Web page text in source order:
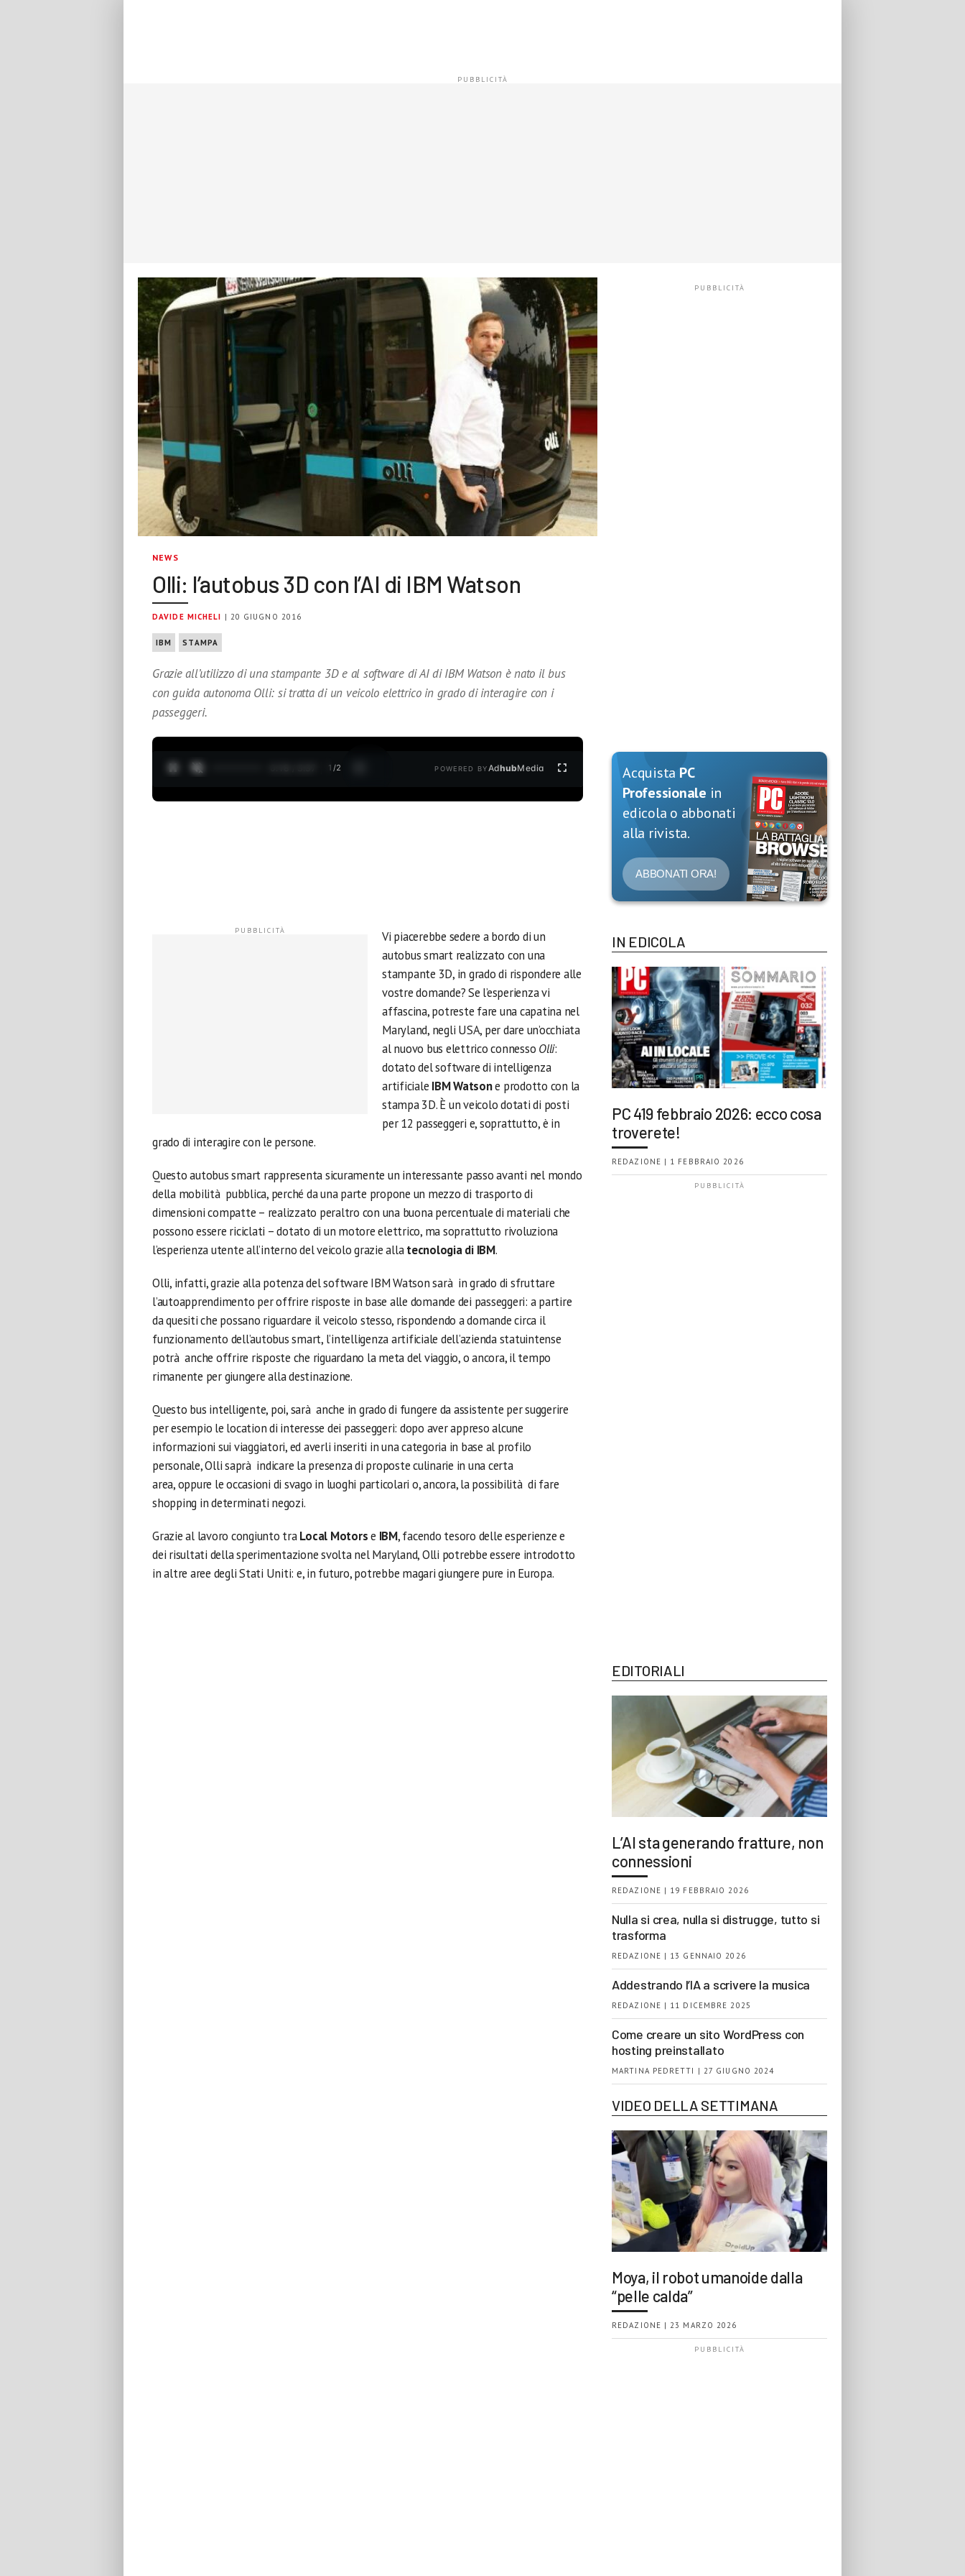
NEWS
Olli: l’autobus 3D con l’AI di IBM Watson
DAVIDE MICHELI | 20 GIUGNO 2016
IBM STAMPA
Grazie all’utilizzo di una stampante 3D e al software di AI di IBM Watson è nato il bus
con guida autonoma Olli: si tratta di un veicolo elettrico in grado di interagire con i
passeggeri.
1 /2 POWERED BYAdhubMedia
Vi piacerebbe sedere a bordo di un
autobus smart realizzato con una
stampante 3D, in grado di rispondere alle
vostre domande? Se l’esperienza vi
affascina, potreste fare una capatina nel
Maryland, negli USA, per dare un’occhiata
al nuovo bus elettrico connesso Olli:
dotato del software di intelligenza
artificiale IBM Watsone prodotto con la
stampa 3D. È un veicolo dotati di posti
per 12 passeggeri e, soprattutto, è in
grado di interagire con le persone.
Questo autobus smart rappresenta sicuramente un interessante passo avanti nel mondo
della mobilità pubblica, perché da una parte propone un mezzo di trasporto di
dimensioni compatte – realizzato peraltro con una buona percentuale di materiali che
possono essere riciclati – dotato di un motore elettrico, ma soprattutto rivoluziona
l’esperienza utente all’interno del veicolo grazie allatecnologia di IBM.
Olli, infatti, grazie alla potenza del software IBM Watson sarà in grado di sfruttare
l’autoapprendimento per offrire risposte in base alle domande dei passeggeri: a partire
da quesiti che possano riguardare il veicolo stesso, rispondendo a domande circa il
funzionamento dell’autobus smart, l’intelligenza artificiale dell’azienda statuintense
potrà anche offrire risposte che riguardano la meta del viaggio, o ancora, il tempo
rimanente per giungere alla destinazione.
Questo bus intelligente, poi, sarà anche in grado di fungere da assistente per suggerire
per esempio le location di interesse dei passeggeri: dopo aver appreso alcune
informazioni sui viaggiatori, ed averli inseriti in una categoria in base al profilo
personale, Olli saprà indicare la presenza di proposte culinarie in una certa
area, oppure le occasioni di svago in luoghi particolari o, ancora, la possibilità di fare
shopping in determinati negozi.
Grazie al lavoro congiunto traLocal Motorse IBM, facendo tesoro delle esperienze e
dei risultati della sperimentazione svolta nel Maryland, Olli potrebbe essere introdotto
in altre aree degli Stati Uniti: e, in futuro, potrebbe magari giungere pure in Europa.
Acquista PC
Professionale in
edicola o abbonati
alla rivista.
ABBONATI ORA!
IN EDICOLA
PC 419 febbraio 2026: ecco cosa
troverete!
REDAZIONE | 1 FEBBRAIO 2026
EDITORIALI
L’AI sta generando fratture, non
connessioni
REDAZIONE | 19 FEBBRAIO 2026
Nulla si crea, nulla si distrugge, tutto si
trasforma
REDAZIONE | 13 GENNAIO 2026
Addestrando l’IA a scrivere la musica
REDAZIONE | 11 DICEMBRE 2025
Come creare un sito WordPress con
hosting preinstallato
MARTINA PEDRETTI | 27 GIUGNO 2024
VIDEO DELLA SETTIMANA
Moya, il robot umanoide dalla
“pelle calda”
REDAZIONE | 23 MARZO 2026